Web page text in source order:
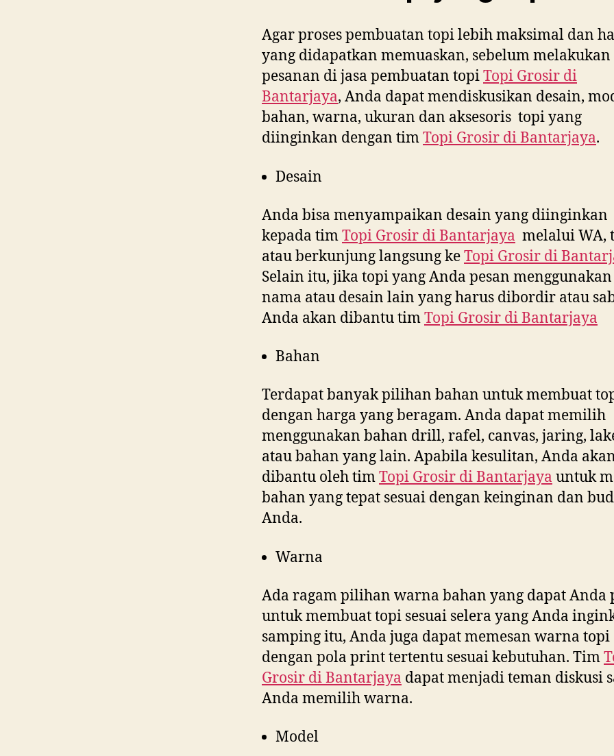
Agar proses pembuatan topi lebih maksimal dan
yang didapatkan memuaskan, sebelum melakukan
pesanan di jasa pembuatan topiTopi Grosir di
Bantarjaya, Anda dapat mendiskusikan desain,
bahan, warna, ukuran dan aksesoris topi yang
diinginkan dengan timTopi Grosir diBantarjaya.
Desain
Anda bisa menyampaikan desain yang diinginkan
kepada timTopi Grosir diBantarjaya melalui WA,
atau berkunjung langsung keTopi Grosir di
Selain itu, jika topi yang Anda pesan menggunakan
nama atau desain lain yang harus dibordir atau
Anda akan dibantu timTopi Grosir diBantarjaya
Bahan
Terdapat banyak pilihan bahan untuk membuat
dengan harga yang beragam. Anda dapat memilih
menggunakan bahan drill, rafel, canvas, jaring,
atau bahan yang lain. Apabila kesulitan, Anda
dibantu oleh timTopi Grosir diBantarjaya untuk
bahan yang tepat sesuai dengan keinginan dan
Anda.
Warna
Ada ragam pilihan warna bahan yang dapat Anda
untuk membuat topi sesuai selera yang Anda
samping itu, Anda juga dapat memesan warna topi
dengan pola print tertentu sesuai kebutuhan. Tim
Grosir diBantarjaya dapat menjadi teman diskusi
Anda memilih warna.
Model